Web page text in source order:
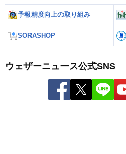
予報精度向上の取り組み
SORASHOP
ウェザーニュース公式SNS